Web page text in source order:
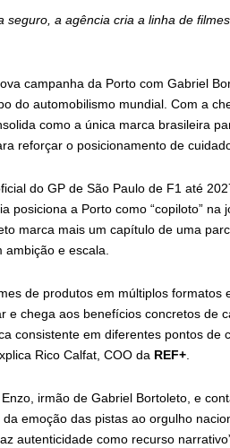
a agência cria a linha de
campanha da Porto com Gabriel
do automobilismo mundial. Com a
como a única marca brasileira
reforçar o posicionamento de
do GP de São Paulo de F1 até
posiciona a Porto como “copiloto”
marca mais um capítulo de uma
ambição e escala.
de produtos em múltiplos formatos
chega aos benefícios concretos de
consistente em diferentes pontos de
Rico Calfat, COO da REF+.
irmão de Gabriel Bortoleto, e
emoção das pistas ao orgulho
autenticidade como recurso